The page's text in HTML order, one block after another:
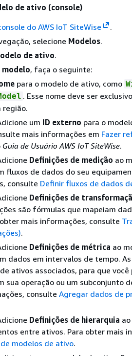
de ativo (console)
do AWS IoT SiteWise
.
selecione Modelos.
de ativo.
modelo, faça o seguinte:
para o modelo de ativo, como
. Esse nome deve ser
região.
um ID externo para o
mais informações em Fazer
Guia de Usuário AWS IoT SiteWise.
Definições de medição ao
fluxos de dados do seu
consulte Definir fluxos de dados
Definições de
são fórmulas que mapeiam
mais informações, consulte
.
Definições de métrica ao
dados em intervalos de tempo.
ativos associados, para que você
sua operação ou um subconjunto
consulte Agregar dados de
Definições de hierarquia
entre ativos. Para obter mais
modelos de ativo.